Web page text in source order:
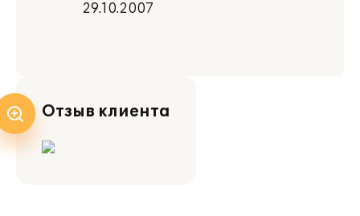
29.10.2007
Отзыв клиента